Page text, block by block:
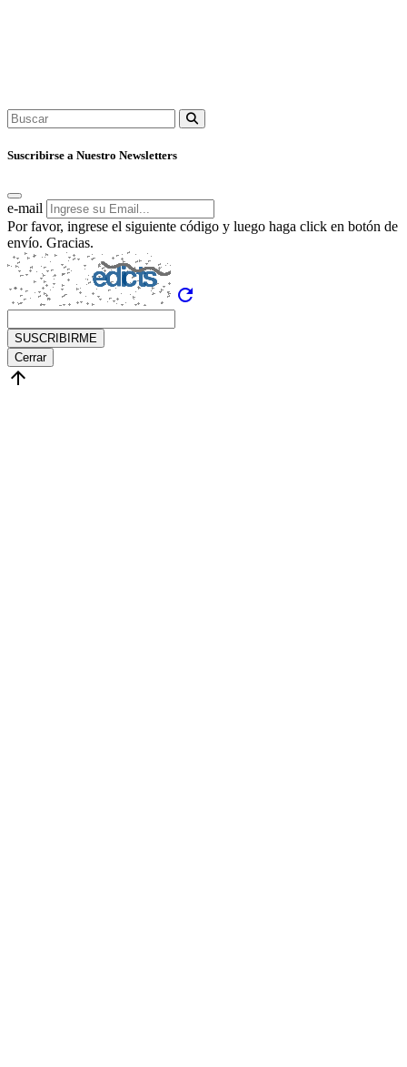
Suscribirse a Nuestro Newsletters
e-mail
Por favor, ingrese el siguiente código y luego haga click en botón de
envío. Gracias.
refresh
SUSCRIBIRME
Cerrar
arrow_upward